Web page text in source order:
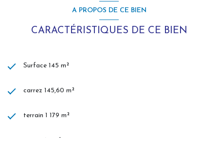
univers préservé et serein.
et en accès facile aux villes et villages du littoral : confort,
bien-être, vie en autonomie plain-pied, performance des
visiter sans attendre avec L'Agence des Remparts,
contactez Laurence STALHBERGER votre conseillère en
Les informations sur les risques auxquels ce bien est exposé sont
A PROPOS DE CE BIEN
CARACTÉRISTIQUES DE CE BIEN
Surface 145 m²
carrez 145,60 m²
terrain 1 179 m²
séjour 63 m²